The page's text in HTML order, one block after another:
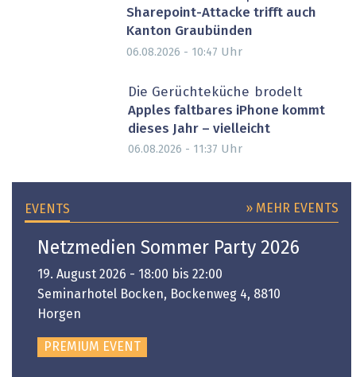
Sharepoint-Attacke trifft auch
Kanton Graubünden
06.08.2026 - 10:47 Uhr
Die Gerüchteküche brodelt
Apples faltbares iPhone kommt
dieses Jahr – vielleicht
06.08.2026 - 11:37 Uhr
EVENTS » MEHR EVENTS
Netzmedien Sommer Party 2026
19. August 2026 - 18:00 bis 22:00
Seminarhotel Bocken, Bockenweg 4, 8810
Horgen
PREMIUM EVENT